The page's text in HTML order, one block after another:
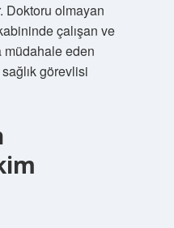
Doktoru olmayan
çalışan ve
müdahale eden
görevlisi